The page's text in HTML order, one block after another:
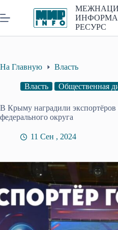
к
сути
РЕСУРС
На Главную Власть
Власть Общественная
В Крыму наградили
федерального округа
11 Сен , 2024